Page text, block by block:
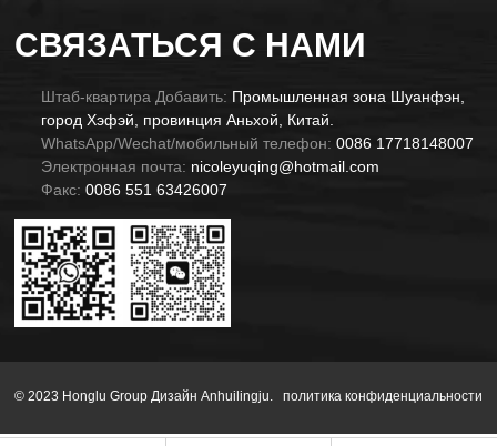
СВЯЗАТЬСЯ С НАМИ
Штаб-квартира Добавить: Промышленная зона Шуанфэн,
город Хэфэй, провинция Аньхой, Китай.
WhatsApp/Wechat/мобильный телефон: 0086 17718148007
Электронная почта: nicoleyuqing@hotmail.com
Факс: 0086 551 63426007
© 2023 Honglu Group Дизайн Anhuilingju. политика конфиденциальности